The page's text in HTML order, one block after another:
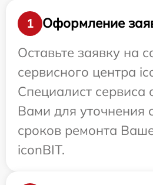
1
Оформление
Оставьте заявку на
сервисного центра
Специалист сервиса
Вами для уточнения
сроков ремонта
iconBIT.